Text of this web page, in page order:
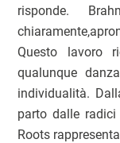
risponde.
Questo lavoro
qualunque
individualità.
parto dalle
Roots